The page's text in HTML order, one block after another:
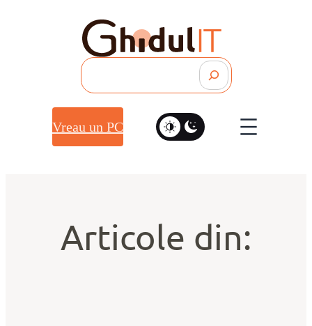
Vreau un PC
Articole din: